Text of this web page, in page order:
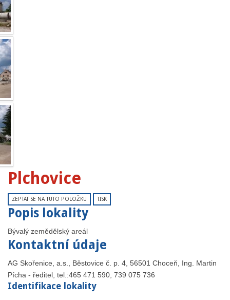
Plchovice
ZEPTAT SE NA TUTO POLOŽKU TISK
Popis lokality
Bývalý zemědělský areál
Kontaktní údaje
AG Skořenice, a.s., Běstovice č. p. 4, 56501 Choceň, Ing. Martin
Pícha - ředitel, tel.:465 471 590, 739 075 736
Identifikace lokality